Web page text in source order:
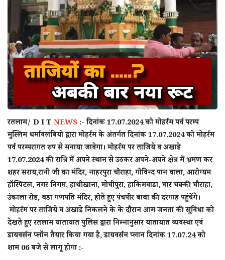
टेक्नोलॉजी
अन्य
रतलाम/ D I T NEWS :-दिनांक 17.07.2024 को मोहर्रम पर्व परम्प
मुस्लिम धर्मावलंबियो द्वारा मोहर्रम के अंतर्गत दिनांक 17.07.2024 को मोहर्रम
पर्व परम्परागत रुप से मनाया जावेगा। मोहर्रम पर ताजिये व अखाडे
17.07.2024 की रात्रि में अपने स्थान से उठकर अपने-अपने क्षेत्र में भ्रमण कर
शहर सराय,रानी जी का मंदिर, नाहरपुरा चौराहा, गोविन्द पान वाला, आरोग्यम
हॉस्पिटल, नगर निगम, हाथीखाना, मोचीपुरा, हाकिमवाडा, चार चक्की चौराहा,
उंकाला रोड, बडा गणपति मंदिर, होते हुए पंचपीर बाबा की दरगाह पहुंचेंगे।
मोहर्रम पर ताजिये व अखाडे निकलने के के दौरान आम जनता की सुविधा को
देखते हुए रतलाम यातायात पुलिस द्वारा निम्नानुसार यातायात व्यवस्था एवं
डायवर्सन प्लॉन तैयार किया गया है, डायवर्सन प्लान दिनांक 17.07.24 को
शाम 06 बजे से लागू होगा :-